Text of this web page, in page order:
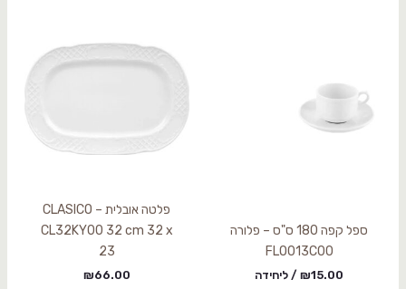
ספל קפה 180 ס"ס – פלורה
FLO013C00
₪15.00 / ליחידה
פלטה אובלית CLASICO –
CL32KY00 32 cm 32 x
23
₪66.00